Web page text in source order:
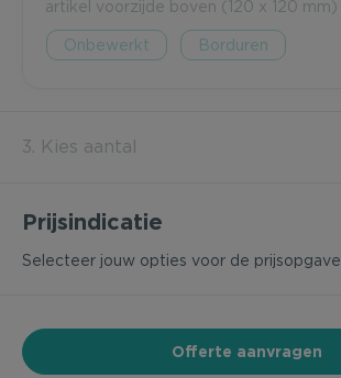
artikel voorzijde boven (120 x 120 mm)
Onbewerkt Borduren
3. Kies aantal
Prijsindicatie
Selecteer jouw opties voor de prijsopgave.
Offerte aanvragen